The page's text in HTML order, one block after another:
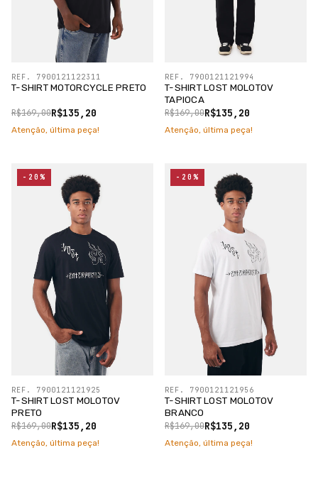
T-SHIRT MOTORCYCLE PRETO
R$135,20
R$169,00
REF. 7900121122311
Atenção, última peça!
T-SHIRT LOST MOLOTOV
TAPIOCA
R$135,20
R$169,00
REF. 7900121121994
Atenção, última peça!
T-SHIRT LOST MOLOTOV
PRETO
R$135,20
R$169,00
REF. 7900121121925
-20%
Atenção, última peça!
T-SHIRT LOST MOLOTOV
BRANCO
R$135,20
R$169,00
REF. 7900121121956
-20%
Atenção, última peça!